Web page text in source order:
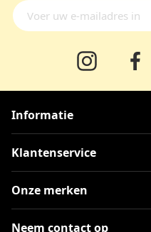
Informatie
Klantenservice
Onze merken
Neem contact op